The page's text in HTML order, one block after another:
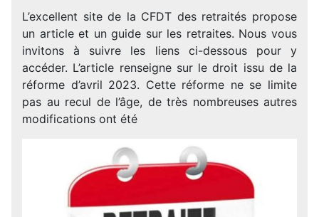
L’excellent site de la CFDT des retraités propose
un article et un guide sur les retraites. Nous vous
invitons à suivre les liens ci-dessous pour y
accéder. L’article renseigne sur le droit issu de la
réforme d’avril 2023. Cette réforme ne se limite
pas au recul de l’âge, de très nombreuses autres
modifications ont été